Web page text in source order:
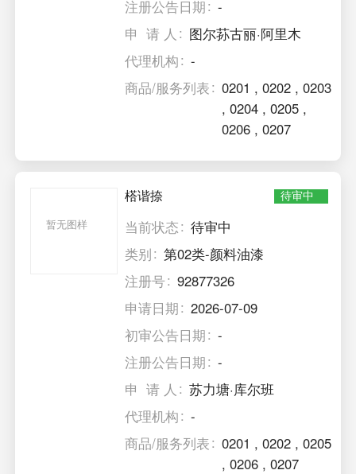
注册公告日期
-
申 请 人
图尔荪古丽·阿里木
代理机构
-
商品/服务列表
0201 ,0202 ,0203
,0204 ,0205 ,
0206 ,0207
暂无图样
榙谐捺 待审中
当前状态
待审中
类别
第02类-颜料油漆
注册号
92877326
申请日期
2026-07-09
初审公告日期
-
注册公告日期
-
申 请 人
苏力塘·库尔班
代理机构
-
商品/服务列表
0201 ,0202 ,0205
,0206 ,0207